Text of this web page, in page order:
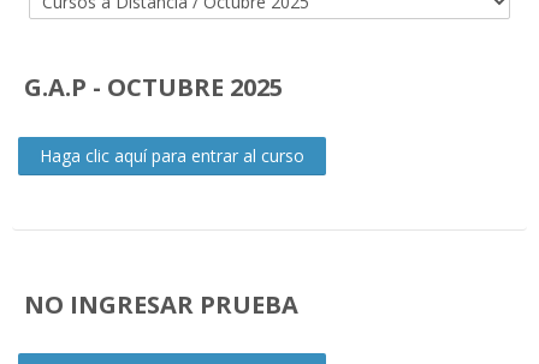
Español - Internacional ‎(es)‎
G.A.P - OCTUBRE 2025
Haga clic aquí para entrar al curso
NO INGRESAR PRUEBA